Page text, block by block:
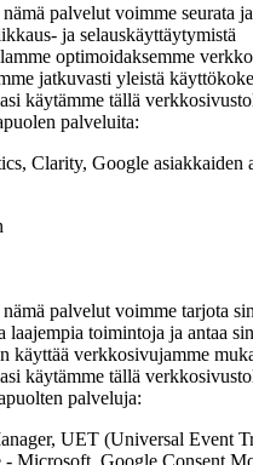
palvelut voimme seurata
ja selauskäyttäytymistä
optimoidaksemme
jatkuvasti yleistä
käytämme tällä
palveluita:
Clarity, Google asiakkaiden
palvelut voimme tarjota
laajempia toimintoja ja antaa
käyttää verkkosivujamme
käytämme tällä
palveluja:
UET (Universal Event
- Microsoft, Google Consent